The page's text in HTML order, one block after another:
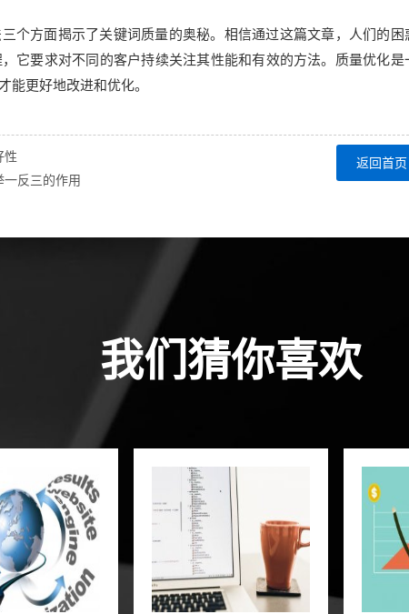
个方面揭示了关键词质量的奥秘。相信通过这篇文章，人们的困
它要求对不同的客户持续关注其性能和有效的方法。质量优化是
能更好地改进和优化。
返回首页
性
反三的作用
我们猜你喜欢